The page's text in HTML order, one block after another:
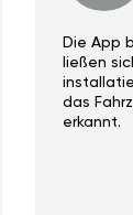
Die App
ließen
das
erkannt.